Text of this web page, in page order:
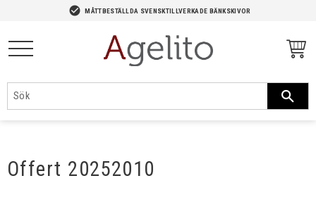
check_circle MÅTTBESTÄLLDA SVENSKTILLVERKADE BÄNKSKIVOR
Offert 20252010